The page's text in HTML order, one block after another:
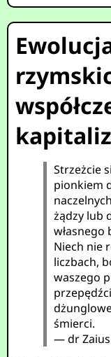
Strzeżcie
pionkiem
żądzy lub
własnego
Niech nie
liczbach,
waszego
śmierci.
— dr